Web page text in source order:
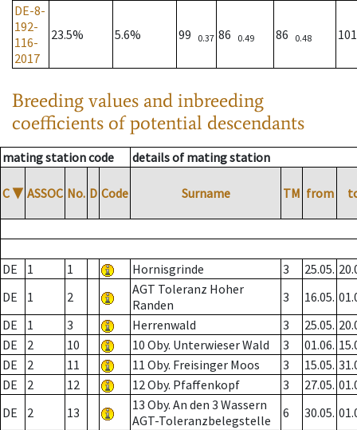
DE-8-
192-
116-
2017
23.5% 5.6% 99 0.37 86 0.49 86 0.48
Breeding values and inbreeding
coefficients of potential descendants
mating station code details of mating station
C ▼ ASSOC No. D Code Surname TM from
DE 1 1 Hornisgrinde 3 25.05.
DE
1 2
AGT Toleranz Hoher
Randen
3 16.05.
DE
1 3 Herrenwald 3 25.05.
DE
2 10 10 Oby. Unterwieser Wald 3 01.06.
DE
2 11 11 Oby. Freisinger Moos 3 15.05.
DE
2 12 12 Oby. Pfaffenkopf 3 27.05.
DE
2 13
13 Oby. An den 3 Wassern
AGT-Toleranzbelegstelle
6 30.05.